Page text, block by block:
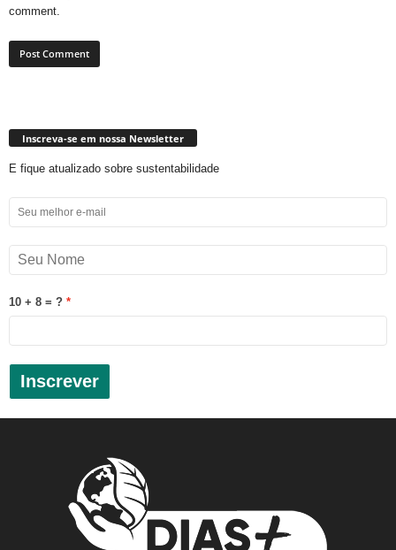
comment.
Inscreva-se em nossa Newsletter
E fique atualizado sobre sustentabilidade
10 + 8 = ?
Inscrever